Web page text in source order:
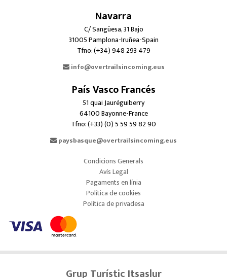
Navarra
C/ Sangüesa, 31 Bajo
31005 Pamplona-Iruñea-Spain
Tfno: (+34) 948 293 479
info@overtrailsincoming.eus
País Vasco Francés
51 quai Jauréguiberry
64100 Bayonne-France
Tfno: (+33) (0) 5 59 59 82 90
paysbasque@overtrailsincoming.eus
Condicions Generals
Avís Legal
Pagaments en línia
Política de cookies
Política de privadesa
Grup Turístic Itsaslur